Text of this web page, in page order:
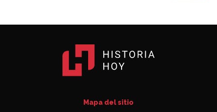
Mapa del sitio